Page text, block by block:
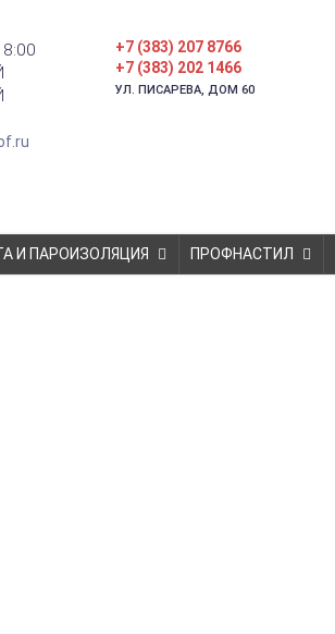
+7 (383) 207 8766
+7 (383) 202 1466
УЛ. ПИСАРЕВА, ДОМ 60
И ПАРОИЗОЛЯЦИЯ ПРОФНАСТИЛ